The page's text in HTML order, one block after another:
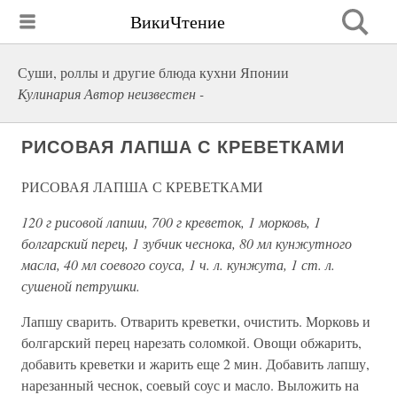
ВикиЧтение
Суши, роллы и другие блюда кухни Японии
Кулинария Автор неизвестен -
РИСОВАЯ ЛАПША С КРЕВЕТКАМИ
РИСОВАЯ ЛАПША С КРЕВЕТКАМИ
120 г рисовой лапши, 700 г креветок, 1 морковь, 1
болгарский перец, 1 зубчик чеснока, 80 мл кунжутного
масла, 40 мл соевого соуса, 1 ч. л. кунжута, 1 ст. л.
сушеной петрушки.
Лапшу сварить. Отварить креветки, очистить. Морковь и
болгарский перец нарезать соломкой. Овощи обжарить,
добавить креветки и жарить еще 2 мин. Добавить лапшу,
нарезанный чеснок, соевый соус и масло. Выложить на